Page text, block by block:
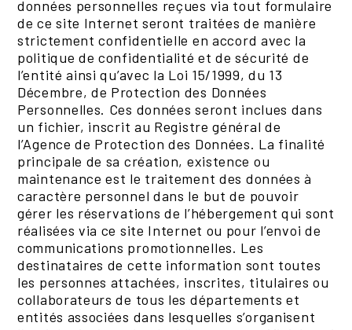
données personnelles reçues via tout formulaire
de ce site Internet seront traitées de manière
strictement confidentielle en accord avec la
politique de confidentialité et de sécurité de
l’entité ainsi qu’avec la Loi 15/1999, du 13
Décembre, de Protection des Données
Personnelles. Ces données seront inclues dans
un fichier, inscrit au Registre général de
l’Agence de Protection des Données. La finalité
principale de sa création, existence ou
maintenance est le traitement des données à
caractère personnel dans le but de pouvoir
gérer les réservations de l’hébergement qui sont
réalisées via ce site Internet ou pour l’envoi de
communications promotionnelles. Les
destinataires de cette information sont toutes
les personnes attachées, inscrites, titulaires ou
collaborateurs de tous les départements et
entités associées dans lesquelles s’organisent